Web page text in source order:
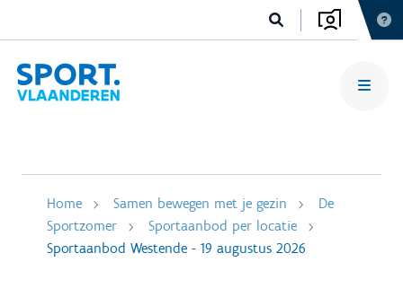
Home Samen bewegen met je gezin
De
Sportzomer
Sportaanbod per locatie
Sportaanbod Westende - 19 augustus 2026